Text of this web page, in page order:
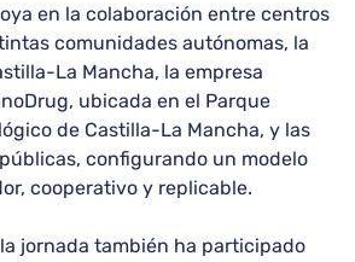
en la colaboración entre centros
comunidades autónomas, la
La Mancha, la empresa
ubicada en el Parque
de Castilla-La Mancha, y las
configurando un modelo
cooperativo y replicable.
jornada también ha participado